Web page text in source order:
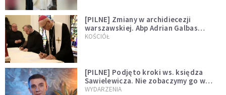
[PILNE] Zmiany w archidiecezji
warszawskiej. Abp Adrian Galbas
wręczył dekrety nowym proboszczom
KOŚCIÓŁ
[PILNE] Podjęto kroki ws. księdza
Sawielewicza. Nie zobaczymy go w
mediach
WYDARZENIA